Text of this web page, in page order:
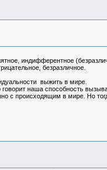
индифферентное
безразличное.
выжить в мире.
наша способность
происходящим в мире. Но